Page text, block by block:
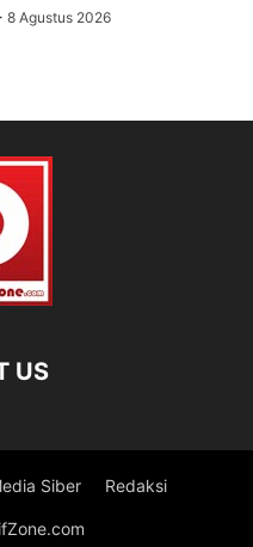
8 Agustus 2026
US
Siber Redaksi